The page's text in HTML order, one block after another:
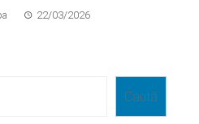
22/03/2026
Caută